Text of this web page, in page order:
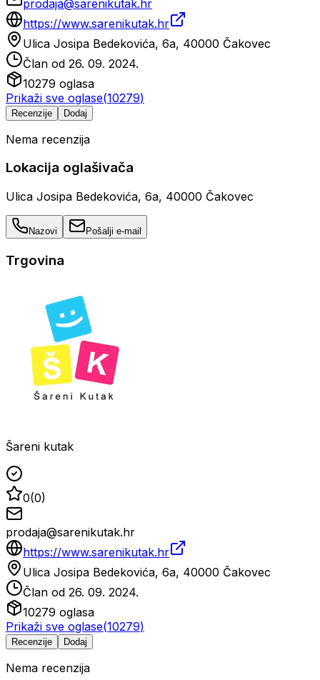
prodaja@sarenikutak.hr
https://www.sarenikutak.hr
Ulica Josipa Bedekovića, 6a, 40000 Čakovec
Član od 26. 09. 2024.
10279 oglasa
Prikaži sve oglase(10279)
Recenzije Dodaj
Nema recenzija
Lokacija oglašivača
Ulica Josipa Bedekovića, 6a, 40000 Čakovec
Nazovi Pošalji e-mail
Trgovina
Šareni kutak
0(0)
prodaja@sarenikutak.hr
https://www.sarenikutak.hr
Ulica Josipa Bedekovića, 6a, 40000 Čakovec
Član od 26. 09. 2024.
10279 oglasa
Prikaži sve oglase(10279)
Recenzije Dodaj
Nema recenzija